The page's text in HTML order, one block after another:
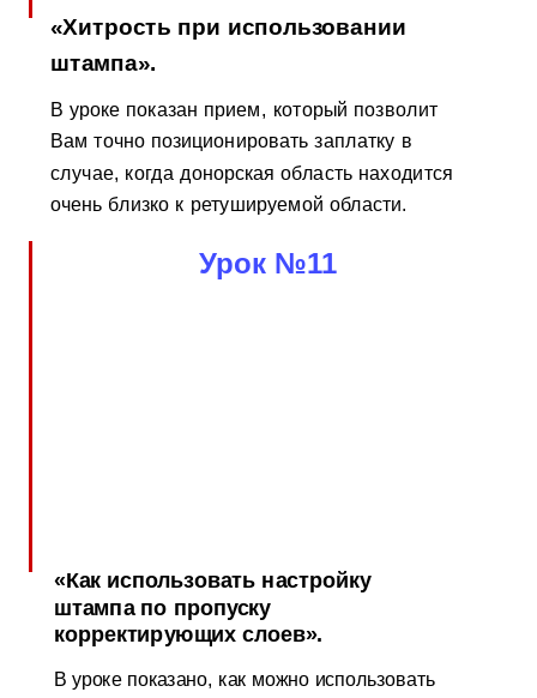
«Хитрость при использовании
штампа».
В уроке показан прием, который позволит
Вам точно позиционировать заплатку в
случае, когда донорская область находится
очень близко к ретушируемой области.
Урок №11
«Как использовать настройку
штампа по пропуску
корректирующих слоев».
В уроке показано, как можно использовать